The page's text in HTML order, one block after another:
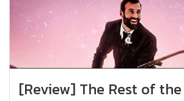
[Review] The Rest of